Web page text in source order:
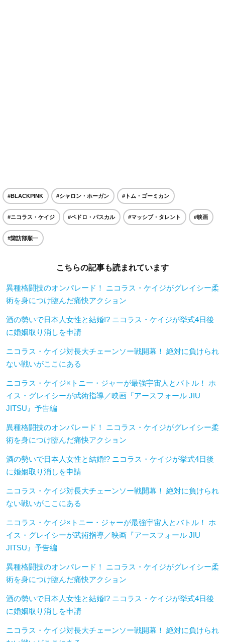
#BLACKPINK #シャロン・ホーガン #トム・ゴーミカン
#ニコラス・ケイジ #ペドロ・パスカル #マッシブ・タレント #映画
#諏訪部順一
こちらの記事も読まれています
異種格闘技のオンパレード！ ニコラス・ケイジがグレイシー柔
術を身につけ臨んだ痛快アクション
酒の勢いで日本人女性と結婚!? ニコラス・ケイジが挙式4日後
に婚姻取り消しを申請
ニコラス・ケイジ対長大チェーンソー戦開幕！ 絶対に負けられ
ない戦いがここにある
ニコラス・ケイジ×トニー・ジャーが最強宇宙人とバトル！ ホ
イス・グレイシーが武術指導／映画『アースフォール JIU
JITSU』予告編
異種格闘技のオンパレード！ ニコラス・ケイジがグレイシー柔
術を身につけ臨んだ痛快アクション
酒の勢いで日本人女性と結婚!? ニコラス・ケイジが挙式4日後
に婚姻取り消しを申請
ニコラス・ケイジ対長大チェーンソー戦開幕！ 絶対に負けられ
ない戦いがここにある
ニコラス・ケイジ×トニー・ジャーが最強宇宙人とバトル！ ホ
イス・グレイシーが武術指導／映画『アースフォール JIU
JITSU』予告編
異種格闘技のオンパレード！ ニコラス・ケイジがグレイシー柔
術を身につけ臨んだ痛快アクション
酒の勢いで日本人女性と結婚!? ニコラス・ケイジが挙式4日後
に婚姻取り消しを申請
ニコラス・ケイジ対長大チェーンソー戦開幕！ 絶対に負けられ